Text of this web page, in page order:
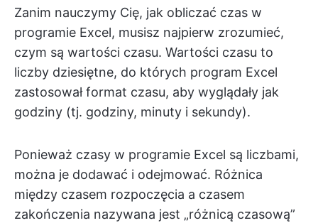
Zanim nauczymy Cię, jak obliczać czas w
programie Excel, musisz najpierw zrozumieć,
czym są wartości czasu. Wartości czasu to
liczby dziesiętne, do których program Excel
zastosował format czasu, aby wyglądały jak
godziny (tj. godziny, minuty i sekundy).
Ponieważ czasy w programie Excel są liczbami,
można je dodawać i odejmować. Różnica
między czasem rozpoczęcia a czasem
zakończenia nazywana jest „różnicą czasową”